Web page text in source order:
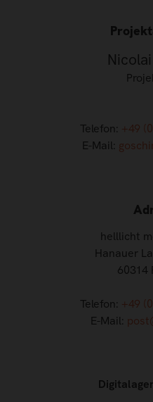
Telefon: +49
E-Mail:
helllicht
Hanauer
60314
Telefon: +49
E-Mail: